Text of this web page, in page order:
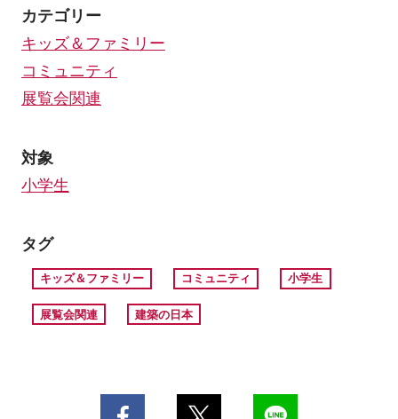
カテゴリー
キッズ＆ファミリー
コミュニティ
展覧会関連
対象
小学生
タグ
キッズ＆ファミリー コミュニティ 小学生
展覧会関連 建築の日本